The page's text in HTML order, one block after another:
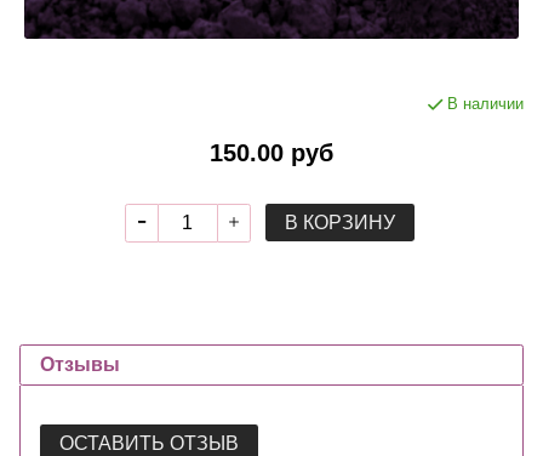
В наличии
150.00 руб
В КОРЗИНУ
Отзывы
ОСТАВИТЬ ОТЗЫВ